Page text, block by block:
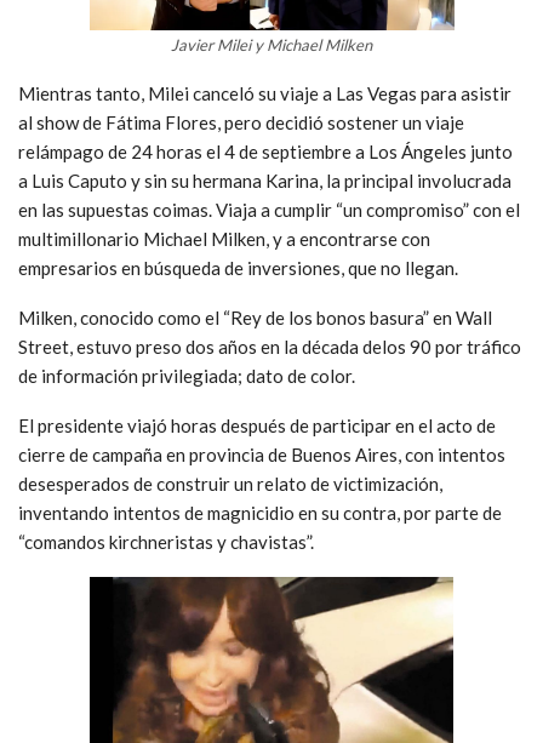
Javier Milei y Michael Milken
Mientras tanto, Milei canceló su viaje a Las Vegas para asistir
al show de Fátima Flores, pero decidió sostener un viaje
relámpago de 24 horas el 4 de septiembre a Los Ángeles junto
a Luis Caputo y sin su hermana Karina, la principal involucrada
en las supuestas coimas. Viaja a cumplir “un compromiso” con el
multimillonario Michael Milken, y a encontrarse con
empresarios en búsqueda de inversiones, que no llegan.
Milken, conocido como el “Rey de los bonos basura” en Wall
Street, estuvo preso dos años en la década delos 90 por tráfico
de información privilegiada; dato de color.
El presidente viajó horas después de participar en el acto de
cierre de campaña en provincia de Buenos Aires, con intentos
desesperados de construir un relato de victimización,
inventando intentos de magnicidio en su contra, por parte de
“comandos kirchneristas y chavistas”.